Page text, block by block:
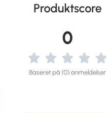
Produktscore
0
Baseret på (0) anmeldelser